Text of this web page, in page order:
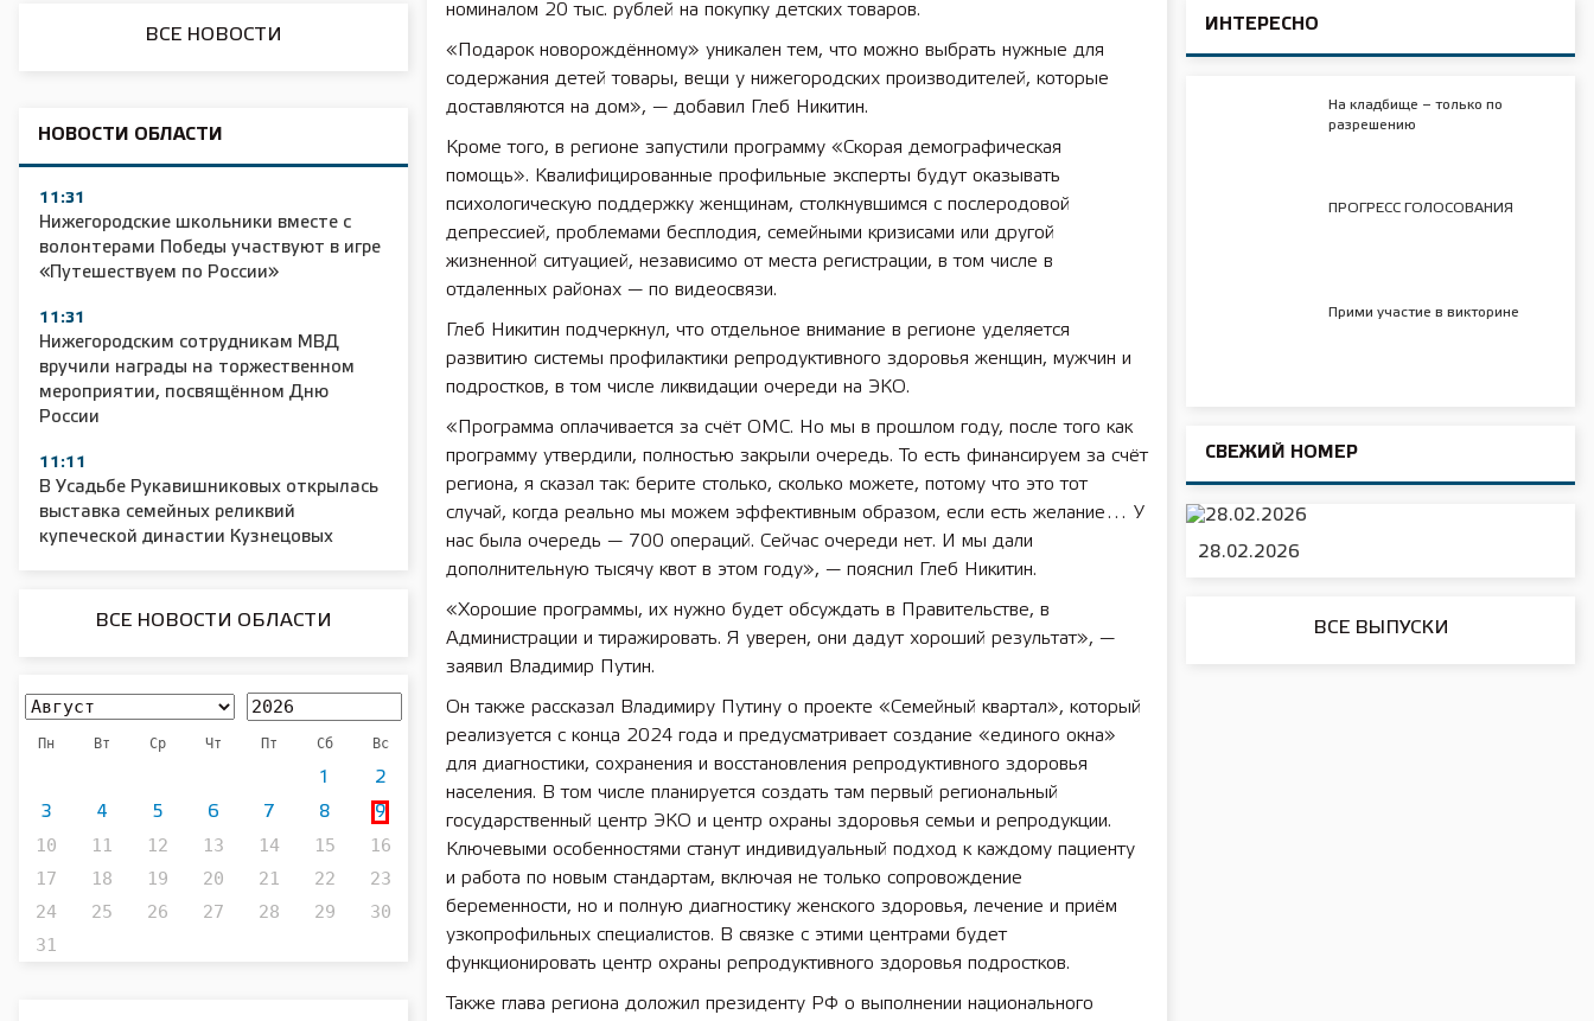
ВСЕ НОВОСТИ
НОВОСТИ ОБЛАСТИ
11:31
Нижегородские школьники вместе с
волонтерами Победы участвуют в игре
«Путешествуем по России»
11:31
Нижегородским сотрудникам МВД
вручили награды на торжественном
мероприятии, посвящённом Дню
России
11:11
В Усадьбе Рукавишниковых открылась
выставка семейных реликвий
купеческой династии Кузнецовых
ВСЕ НОВОСТИ ОБЛАСТИ
Пн Вт Ср Чт Пт Сб Вс
1 2
3 4 5 6 7 8 9
10 11 12 13 14 15
16
17
18 19 20 21 22
23
24
25 26 27 28 29
30
31
номиналом 20 тыс. рублей на покупку детских товаров.
«Подарок новорождённому» уникален тем, что можно выбрать нужные для
содержания детей товары, вещи у нижегородских производителей, которые
доставляются на дом», — добавил Глеб Никитин.
Кроме того, в регионе запустили программу «Скорая демографическая
помощь». Квалифицированные профильные эксперты будут оказывать
психологическую поддержку женщинам, столкнувшимся с послеродовой
депрессией, проблемами бесплодия, семейными кризисами или другой
жизненной ситуацией, независимо от места регистрации, в том числе в
отдаленных районах — по видеосвязи.
Глеб Никитин подчеркнул, что отдельное внимание в регионе уделяется
развитию системы профилактики репродуктивного здоровья женщин, мужчин и
подростков, в том числе ликвидации очереди на ЭКО.
«Программа оплачивается за счёт ОМС. Но мы в прошлом году, после того как
программу утвердили, полностью закрыли очередь. То есть финансируем за счёт
региона, я сказал так: берите столько, сколько можете, потому что это тот
случай, когда реально мы можем эффективным образом, если есть желание… У
нас была очередь — 700 операций. Сейчас очереди нет. И мы дали
дополнительную тысячу квот в этом году», — пояснил Глеб Никитин.
«Хорошие программы, их нужно будет обсуждать в Правительстве, в
Администрации и тиражировать. Я уверен, они дадут хороший результат», —
заявил Владимир Путин.
Он также рассказал Владимиру Путину о проекте «Семейный квартал», который
реализуется с конца 2024 года и предусматривает создание «единого окна»
для диагностики, сохранения и восстановления репродуктивного здоровья
населения. В том числе планируется создать там первый региональный
государственный центр ЭКО и центр охраны здоровья семьи и репродукции.
Ключевыми особенностями станут индивидуальный подход к каждому пациенту
и работа по новым стандартам, включая не только сопровождение
беременности, но и полную диагностику женского здоровья, лечение и приём
узкопрофильных специалистов. В связке с этими центрами будет
функционировать центр охраны репродуктивного здоровья подростков.
Также глава региона доложил президенту РФ о выполнении национального
ИНТЕРЕСНО
На кладбище – только по
разрешению
ПРОГРЕСС ГОЛОСОВАНИЯ
Прими участие в викторине
СВЕЖИЙ НОМЕР
28.02.2026
ВСЕ ВЫПУСКИ